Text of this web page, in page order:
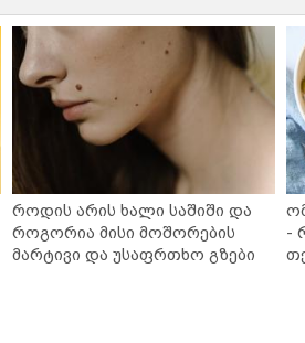
როდის არის ხალი საშიში და
როგორია მისი მოშორების
მარტივი და უსაფრთხო გზები
-